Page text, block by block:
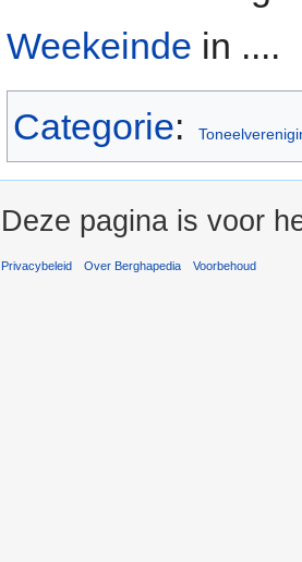
Weekeinde in ....
Categorie:
Deze pagina is voor
Privacybeleid Over Berghapedia Voorbehoud